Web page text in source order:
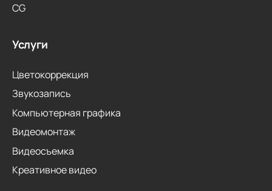
CG
Услуги
Цветокоррекция
Звукозапись
Компьютерная графика
Видеомонтаж
Видеосъемка
Креативное видео